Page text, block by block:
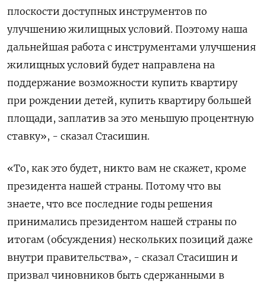
плоскости доступных инструментов по
улучшению жилищных условий. Поэтому наша
дальнейшая работа с инструментами улучшения
жилищных условий будет направлена на
поддержание возможности купить квартиру
при рождении детей, купить квартиру большей
площади, заплатив за это меньшую процентную
ставку», - сказал Стасишин.
«То, как это будет, никто вам не скажет, кроме
президента нашей страны. Потому что вы
знаете, что все последние годы решения
принимались президентом нашей страны по
итогам (обсуждения) нескольких позиций даже
внутри правительства», - сказал Стасишин и
призвал чиновников быть сдержанными в